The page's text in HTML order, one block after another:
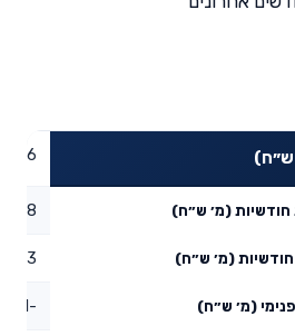
ש״ח)
(מ׳ ש״ח) 6.18
(מ׳ ש״ח) 16.13
פנימי (מ׳ ש״ח) -101.91